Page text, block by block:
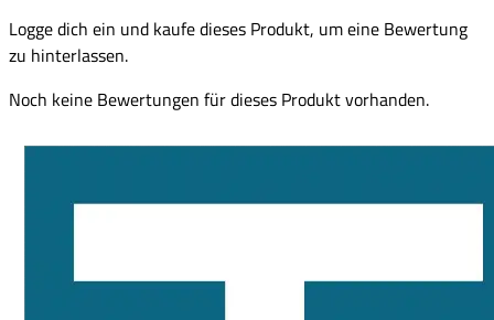
Logge dich ein und kaufe dieses Produkt, um eine Bewertung
zu hinterlassen.
Noch keine Bewertungen für dieses Produkt vorhanden.